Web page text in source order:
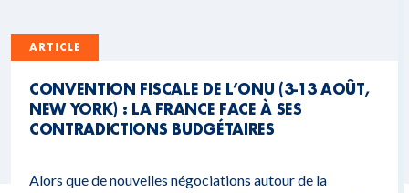
ARTICLE
CONVENTION FISCALE DE L’ONU (3-13 AOÛT,
NEW YORK) : LA FRANCE FACE À SES
CONTRADICTIONS BUDGÉTAIRES
Alors que de nouvelles négociations autour de la